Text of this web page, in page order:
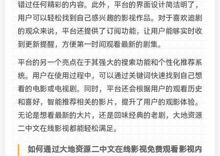
错过任何精彩的内容。此外，平台的界面设计简洁明了，
用户可以轻松找到自己感兴趣的影视作品。对于喜欢追剧
的观众来说，平台还提供了订阅功能，让用户能够实时收
到更新提醒，方便第一时间观看最新的剧集。
平台的另一个亮点在于其强大的搜索功能和个性化推荐系
统。用户在使用过程中，可以通过关键词快速找到自己想
看的电影或电视剧。同时，平台还会根据用户的观看历史
和喜好，智能推荐相关的影片，提升了用户的观影体验。
无论是想看最新的大片，还是回味经典的老剧，大地资源
二中文在线影视都能轻松满足。
如何通过大地资源二中文在线影视免费观看影视内